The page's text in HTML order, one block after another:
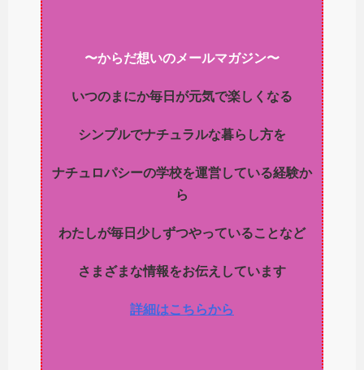
〜からだ想いのメールマガジン〜
いつのまにか毎日が元気で楽しくなる
シンプルでナチュラルな暮らし方を
ナチュロパシーの学校を運営している経験か
ら
わたしが毎日少しずつやっていることなど
さまざまな情報をお伝えしています
詳細はこちらから